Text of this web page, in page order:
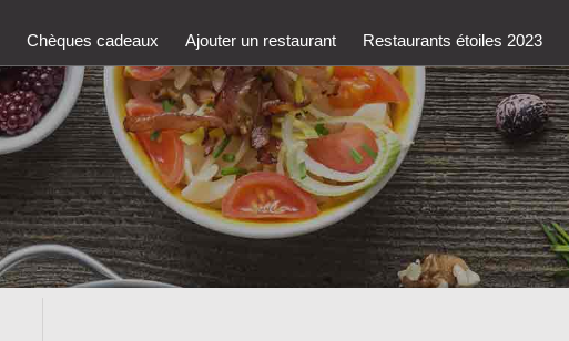
Chèques cadeaux Ajouter un restaurant Restaurants étoiles 2023